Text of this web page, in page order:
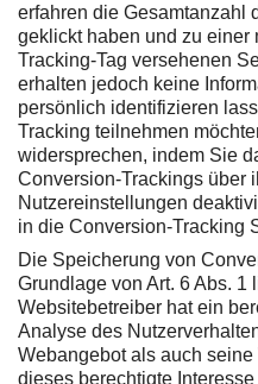
erfahren die Gesamtanzahl
geklickt haben und zu einer
Tracking-Tag versehenen
erhalten jedoch keine
persönlich identifizieren
Tracking teilnehmen
widersprechen, indem Sie
Conversion-Trackings über
Nutzereinstellungen
in die Conversion-Tracking
Die Speicherung von
Grundlage von Art. 6 Abs. 1
Websitebetreiber hat ein
Analyse des
Webangebot als auch
dieses berechtigte